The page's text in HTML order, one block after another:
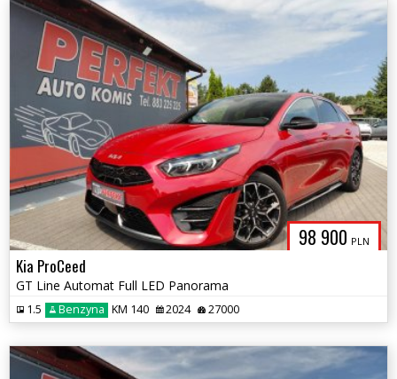
98 900 PLN
Kia ProCeed
GT Line Automat Full LED Panorama
1.5 Benzyna KM 140 2024 27000